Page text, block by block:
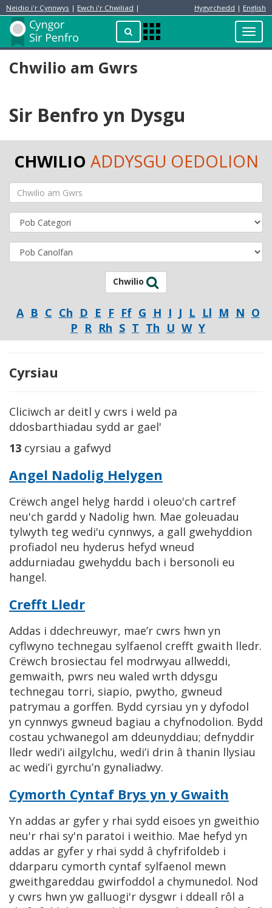
Neidio i'r Cynnwys | Ewch i'r Chwiliad | Hygyrchedd | English
ChwilioApps
Menu
Preswylydd
Chwilio am Gwrs
Sir Benfro yn Dysgu
CHWILIO ADDYSGU OEDOLION
Chwilio
A B C Ch D E F Ff G H I J L Ll M N O
P R Rh S T Th U W Y
Cyrsiau
Cliciwch ar deitl y cwrs i weld pa
ddosbarthiadau sydd ar gael'
13 cyrsiau a gafwyd
Angel Nadolig Helygen
Crëwch angel helyg hardd i oleuo'ch cartref
neu'ch gardd y Nadolig hwn. Mae goleuadau
tylwyth teg wedi'u cynnwys, a gall gwehyddion
profiadol neu hyderus hefyd wneud
addurniadau gwehyddu bach i bersonoli eu
hangel.
Crefft Lledr
Addas i ddechreuwyr, mae’r cwrs hwn yn
cyflwyno technegau sylfaenol crefft gwaith lledr.
Crëwch brosiectau fel modrwyau allweddi,
gemwaith, pwrs neu waled wrth ddysgu
technegau torri, siapio, pwytho, gwneud
patrymau a gorffen. Bydd cyrsiau yn y dyfodol
yn cynnwys gwneud bagiau a chyfnodolion. Bydd
costau ychwanegol am ddeunyddiau; defnyddir
lledr wedi’i ailgylchu, wedi’i drin â thanin llysiau
ac wedi’i gyrchu’n gynaliadwy.
Cymorth Cyntaf Brys yn y Gwaith
Yn addas ar gyfer y rhai sydd eisoes yn gweithio
neu'r rhai sy'n paratoi i weithio. Mae hefyd yn
addas ar gyfer y rhai sydd â chyfrifoldeb i
ddarparu cymorth cyntaf sylfaenol mewn
gweithgareddau gwirfoddol a chymunedol. Nod
y cwrs hwn yw galluogi'r dysgwr i ddeall rôl a